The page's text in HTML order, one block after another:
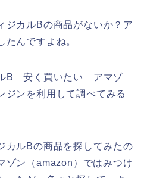
ジカルBの商品がないか？ア
たんですよね。
B 安く買いたい アマゾ
ジンを利用して調べてみる
カルBの商品を探してみたの
ゾン（amazon）ではみつけ